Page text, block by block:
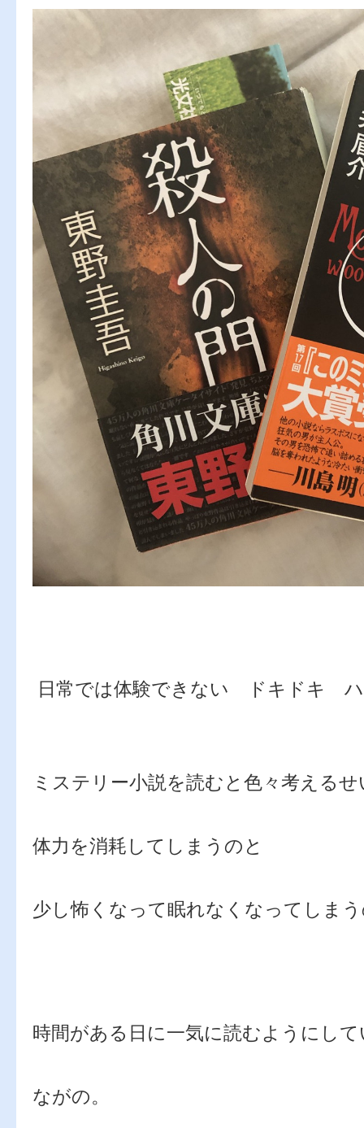
日常では体験できない ドキドキ
ミステリー小説を読むと色々考えるせ
体力を消耗してしまうのと
少し怖くなって眠れなくなってしま
時間がある日に一気に読むようにし
ながの。